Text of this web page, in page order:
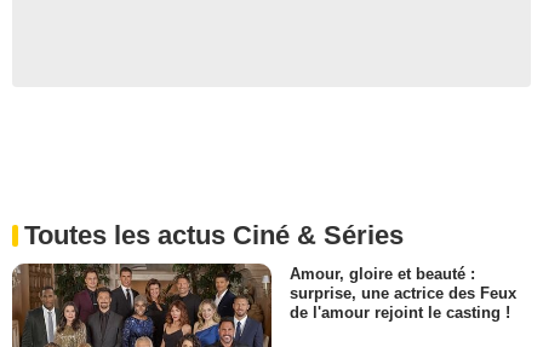
Toutes les actus Ciné & Séries
Amour, gloire et beauté :
surprise, une actrice des Feux
de l'amour rejoint le casting !